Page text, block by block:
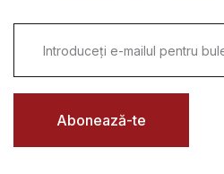
i
l
Abonează-te